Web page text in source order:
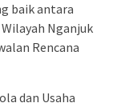
baik antara
Nganjuk
Rencana
dan Usaha